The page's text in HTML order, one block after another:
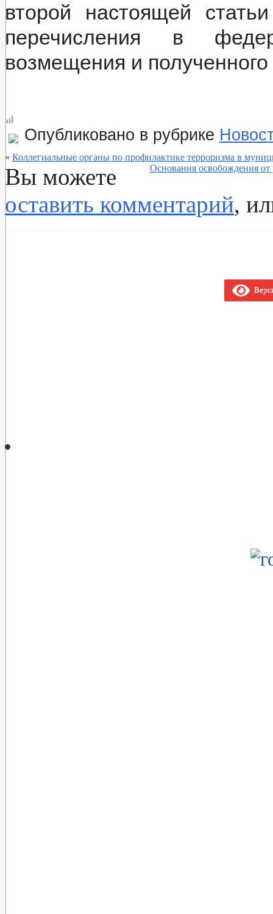
второй настоящей
перечисления в
возмещения и
Опубликовано в рубрике
« Коллегиальные органы по профилактике терроризма в
Основания освобождения от
Вы можете
оставить комментарий,